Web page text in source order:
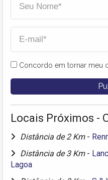
Concordo em tornar meu
Locais Próximos -
Distância de 2 Km -
Distância de 3 Km -
Lagoa